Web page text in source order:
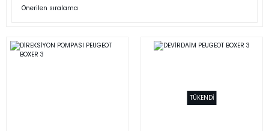
TÜKENDİ